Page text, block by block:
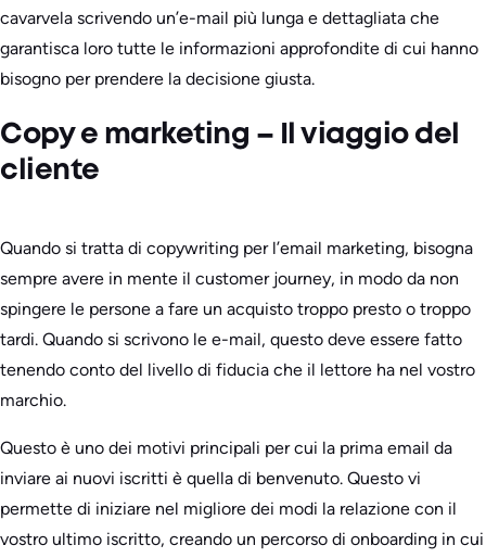
cavarvela scrivendo un’e-mail più lunga e dettagliata che
garantisca loro tutte le informazioni approfondite di cui hanno
bisogno per prendere la decisione giusta.
Copy e marketing – Il viaggio del
cliente
Quando si tratta di copywriting per l’email marketing, bisogna
sempre avere in mente il customer journey, in modo da non
spingere le persone a fare un acquisto troppo presto o troppo
tardi. Quando si scrivono le e-mail, questo deve essere fatto
tenendo conto del livello di fiducia che il lettore ha nel vostro
marchio.
Questo è uno dei motivi principali per cui la prima email da
inviare ai nuovi iscritti è quella di benvenuto. Questo vi
permette di iniziare nel migliore dei modi la relazione con il
vostro ultimo iscritto, creando un percorso di onboarding in cui